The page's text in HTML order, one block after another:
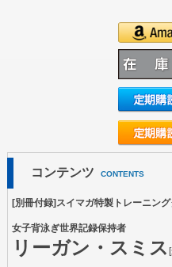
コンテンツ CONTENTS
[別冊付録]スイマガ特製トレーニン
女子背泳ぎ世界記録保持者
リーガン・スミス